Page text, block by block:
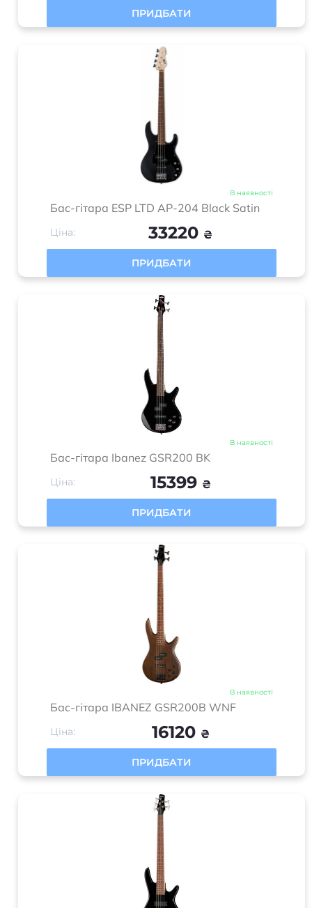
ПРИДБАТИ
В наявності
Бас-гітара ESP LTD AP-204 Black Satin
Ціна: 33220 ₴
ПРИДБАТИ
В наявності
Бас-гітара Ibanez GSR200 BK
Ціна: 15399 ₴
ПРИДБАТИ
В наявності
Бас-гітара IBANEZ GSR200B WNF
Ціна: 16120 ₴
ПРИДБАТИ